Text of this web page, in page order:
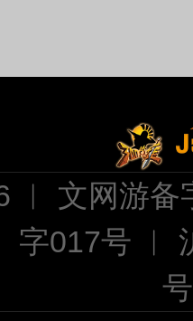
︱ 文网游
字017号 ︱